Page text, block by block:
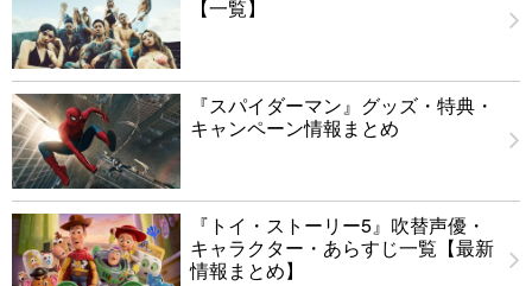
【一覧】
『スパイダーマン』グッズ・特典・
キャンペーン情報まとめ
『トイ・ストーリー5』吹替声優・
キャラクター・あらすじ一覧【最新
情報まとめ】